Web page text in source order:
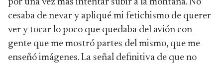
cesaba de nevar y apliqué mi fetichismo de querer
ver y tocar lo poco que quedaba del avión con
gente que me mostró partes del mismo, que me
enseñó imágenes. La señal definitiva de que no